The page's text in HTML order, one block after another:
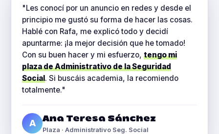
"Les conocí por un anuncio en redes y desde el
principio me gustó su forma de hacer las cosas.
Hablé con Rafa, me explicó todo y decidí
apuntarme: ¡la mejor decisión que he tomado!
Con su buen hacer y mi esfuerzo, tengo mi
plaza de Administrativo de la Seguridad
Social. Si buscáis academia, la recomiendo
totalmente."
A
Ana Teresa Sánchez
Plaza · Administrativo Seg. Social